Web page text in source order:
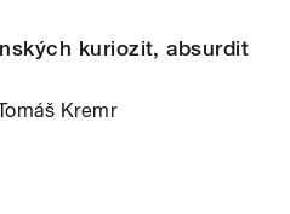
kuriozit, absurdit
Kremr